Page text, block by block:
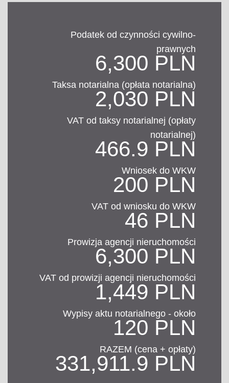
Podatek od czynności cywilno-
prawnych
6,300 PLN
Taksa notarialna (opłata notarialna)
2,030 PLN
VAT od taksy notarialnej (opłaty
notarialnej)
466.9 PLN
Wniosek do WKW
200 PLN
VAT od wniosku do WKW
46 PLN
Prowizja agencji nieruchomości
6,300 PLN
VAT od prowizji agencji nieruchomości
1,449 PLN
Wypisy aktu notarialnego - około
120 PLN
RAZEM (cena + opłaty)
331,911.9 PLN